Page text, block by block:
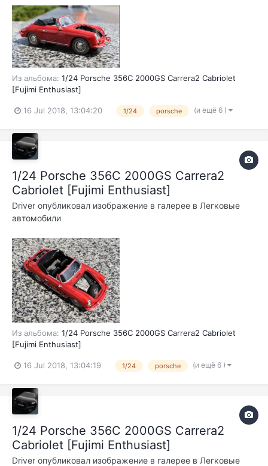
Из альбома: 1/24 Porsche 356C 2000GS Carrera2 Cabriolet
[Fujimi Enthusiast]
16 Jul 2018, 13:04:20 1/24 porsche (и ещё 6 )
1/24 Porsche 356C 2000GS Carrera2
Cabriolet [Fujimi Enthusiast]
Driver опубликовал изображение в галерее в Легковые
автомобили
Из альбома: 1/24 Porsche 356C 2000GS Carrera2 Cabriolet
[Fujimi Enthusiast]
16 Jul 2018, 13:04:19 1/24 porsche (и ещё 6 )
1/24 Porsche 356C 2000GS Carrera2
Cabriolet [Fujimi Enthusiast]
Driver опубликовал изображение в галерее в Легковые